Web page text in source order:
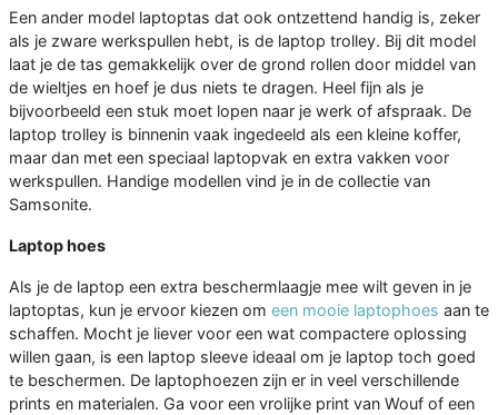
Een ander model laptoptas dat ook ontzettend handig is, zeker
als je zware werkspullen hebt, is de laptop trolley. Bij dit model
laat je de tas gemakkelijk over de grond rollen door middel van
de wieltjes en hoef je dus niets te dragen. Heel fijn als je
bijvoorbeeld een stuk moet lopen naar je werk of afspraak. De
laptop trolley is binnenin vaak ingedeeld als een kleine koffer,
maar dan met een speciaal laptopvak en extra vakken voor
werkspullen. Handige modellen vind je in de collectie van
Samsonite.
Laptop hoes
Als je de laptop een extra beschermlaagje mee wilt geven in je
laptoptas, kun je ervoor kiezen om een mooie laptophoes aan te
schaffen. Mocht je liever voor een wat compactere oplossing
willen gaan, is een laptop sleeve ideaal om je laptop toch goed
te beschermen. De laptophoezen zijn er in veel verschillende
prints en materialen. Ga voor een vrolijke print van Wouf of een